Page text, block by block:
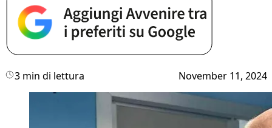
3 min di lettura November 11, 2024